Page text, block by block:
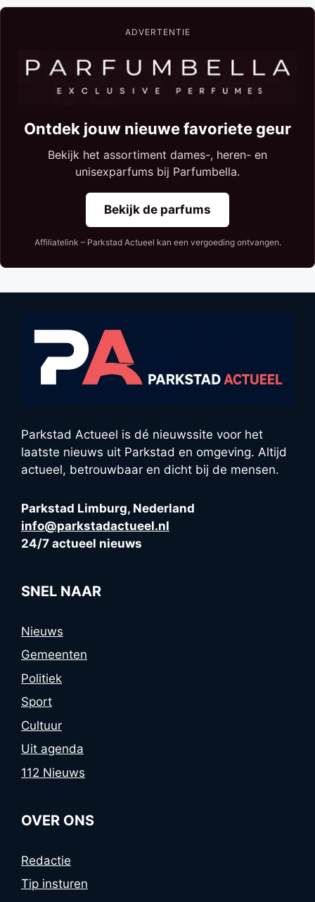
ADVERTENTIE
Ontdek jouw nieuwe favoriete geur
Bekijk het assortiment dames-, heren- en
unisexparfums bij Parfumbella.
Bekijk de parfums
Affiliatelink – Parkstad Actueel kan een vergoeding ontvangen.
Parkstad Actueel is dé nieuwssite voor het
laatste nieuws uit Parkstad en omgeving. Altijd
actueel, betrouwbaar en dicht bij de mensen.
Parkstad Limburg, Nederland
info@parkstadactueel.nl
24/7 actueel nieuws
SNEL NAAR
Nieuws
Gemeenten
Politiek
Sport
Cultuur
Uit agenda
112 Nieuws
OVER ONS
Redactie
Tip insturen